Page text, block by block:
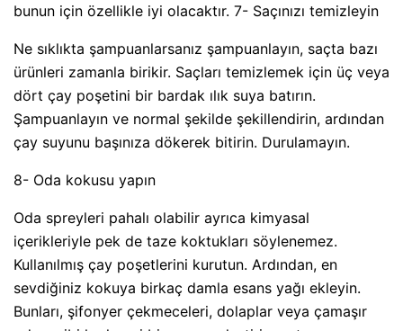
bunun için özellikle iyi olacaktır. 7- Saçınızı temizleyin
Ne sıklıkta şampuanlarsanız şampuanlayın, saçta bazı
ürünleri zamanla birikir. Saçları temizlemek için üç veya
dört çay poşetini bir bardak ılık suya batırın.
Şampuanlayın ve normal şekilde şekillendirin, ardından
çay suyunu başınıza dökerek bitirin. Durulamayın.
8- Oda kokusu yapın
Oda spreyleri pahalı olabilir ayrıca kimyasal
içerikleriyle pek de taze koktukları söylenemez.
Kullanılmış çay poşetlerini kurutun. Ardından, en
sevdiğiniz kokuya birkaç damla esans yağı ekleyin.
Bunları, şifonyer çekmeceleri, dolaplar veya çamaşır